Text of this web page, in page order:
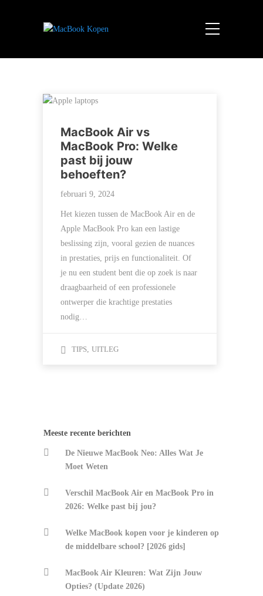
MacBook Air vs
MacBook Pro: Welke
past bij jouw
behoeften?
februari 9, 2024
Het kiezen tussen de MacBook Air en de
Apple MacBook Pro kan een lastige
beslissing zijn, vooral gezien de nuances
in prestaties, prijs en functionaliteit. Of
je nu een student bent die op zoek is naar
draagbaarheid of een professionele
ontwerper die krachtige prestaties
nodig…
TIPS, UITLEG
Meeste recente berichten
De Nieuwe MacBook Neo: Alles Wat Je
Moet Weten
Verschil MacBook Air en MacBook Pro in
2026: Welke past bij jou?
Welke MacBook kopen voor je kinderen op
de middelbare school? [2026 gids]
MacBook Air Kleuren: Wat Zijn Jouw
Opties? (Update 2026)